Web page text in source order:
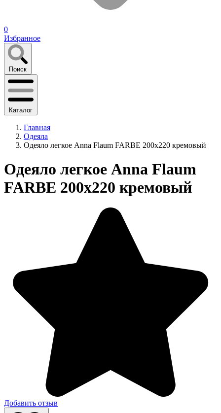
0
Избранное
Поиск
Каталог
Главная
Одеяла
Одеяло легкое Anna Flaum FARBE 200х220 кремовый
Одеяло легкое Anna Flaum
FARBE 200х220 кремовый
Добавить отзыв